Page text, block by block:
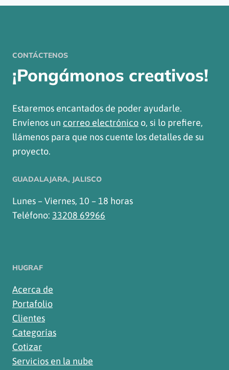
CONTÁCTENOS
¡Pongámonos creativos!
Estaremos encantados de poder ayudarle.
Envíenos un correo electrónico o, si lo prefiere,
llámenos para que nos cuente los detalles de su
proyecto.
GUADALAJARA, JALISCO
Lunes – Viernes, 10 – 18 horas
Teléfono: 33208 69966
HUGRAF
Acerca de
Portafolio
Clientes
Categorías
Cotizar
Servicios en la nube